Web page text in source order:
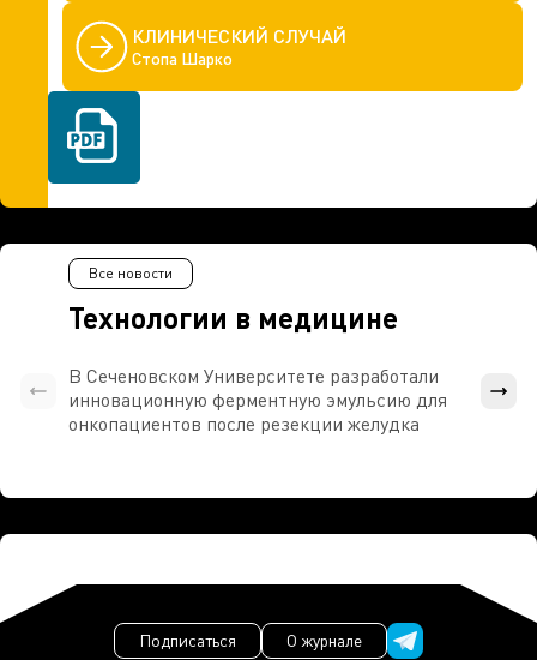
КЛИНИЧЕСКИЙ СЛУЧАЙ
Cтопа Шарко
Технологии в медицине
Все новости
В Сеченовском Университете разработали
инновационную ферментную эмульсию для
онкопациентов после резекции желудка
Подписаться О журнале